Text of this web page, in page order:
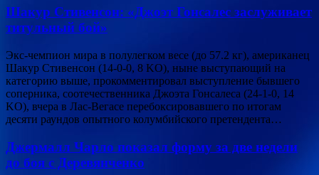
Шакур Стивенсон: «Джоэт Гонсалес заслуживает
титульный бой»
Экс-чемпион мира в полулегком весе (до 57.2 кг), американец
Шакур Стивенсон (14-0-0, 8 KO), ныне выступающий на
категорию выше, прокомментировал выступление бывшего
соперника, соотечественника Джоэта Гонсалеса (24-1-0, 14
KO), вчера в Лас-Вегасе перебоксировавшего по итогам
десяти раундов опытного колумбийского претендента…
Джермалл Чарло показал форму за две недели
до боя с Деревянченко